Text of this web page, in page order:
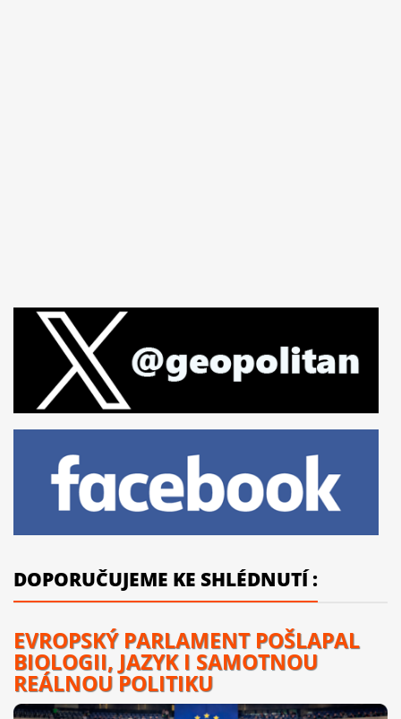
DOPORUČUJEME KE SHLÉDNUTÍ :
EVROPSKÝ PARLAMENT POŠLAPAL
BIOLOGII, JAZYK I SAMOTNOU
REÁLNOU POLITIKU